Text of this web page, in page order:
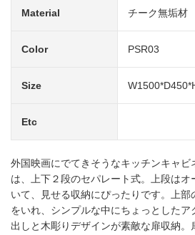
Material チーク無垢材
Color PSR03
Size
Etc
外国映画にでてきそうなキッチンキャビ
は、上下２段のセパレート式。上段はオ
いて、見せる収納にぴったりです。上部
をいれ、シンプルな中にちょっとしたア
出しと木彫りデザインが素敵な扉収納。